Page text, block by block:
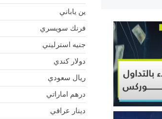
ين ياباني
فرنك سويسري
جنيه استرليني
دولار كندي
ريال سعودي
درهم اماراتي
دينار عراقي